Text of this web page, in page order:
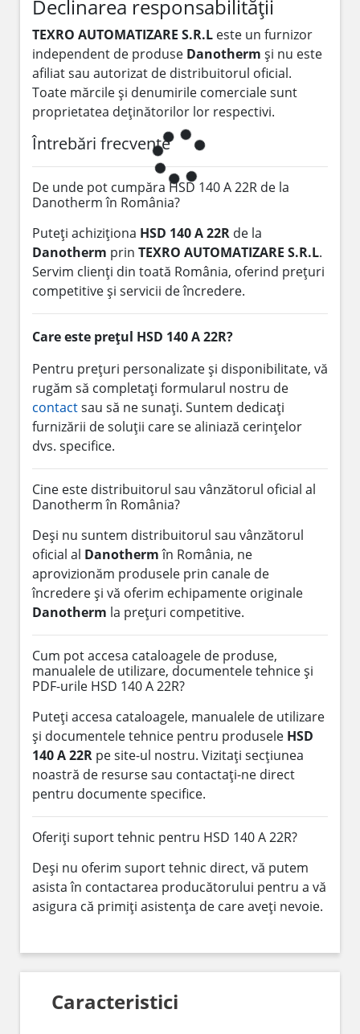
Declinarea responsabilității
TEXRO AUTOMATIZARE S.R.L este un furnizor
independent de produse Danotherm și nu este
afiliat sau autorizat de distribuitorul oficial.
Toate mărcile și denumirile comerciale sunt
proprietatea deținătorilor lor respectivi.
Întrebări frecvente
De unde pot cumpăra HSD 140 A 22R de la
Danotherm în România?
Puteți achiziționa HSD 140 A 22R de la
Danotherm prin TEXRO AUTOMATIZARE S.R.L.
Servim clienți din toată România, oferind prețuri
competitive și servicii de încredere.
Care este prețul HSD 140 A 22R?
Pentru prețuri personalizate și disponibilitate, vă
rugăm să completați formularul nostru de
contactsau să ne sunați. Suntem dedicați
furnizării de soluții care se aliniază cerințelor
dvs. specifice.
Cine este distribuitorul sau vânzătorul oficial al
Danotherm în România?
Deși nu suntem distribuitorul sau vânzătorul
oficial al Danothermîn România, ne
aprovizionăm produsele prin canale de
încredere și vă oferim echipamente originale
Danotherm la prețuri competitive.
Cum pot accesa cataloagele de produse,
manualele de utilizare, documentele tehnice și
PDF-urile HSD 140 A 22R?
Puteți accesa cataloagele, manualele de utilizare
și documentele tehnice pentru produsele HSD
140 A 22R pe site-ul nostru. Vizitați secțiunea
noastră de resurse sau contactați-ne direct
pentru documente specifice.
Oferiți suport tehnic pentru HSD 140 A 22R?
Deși nu oferim suport tehnic direct, vă putem
asista în contactarea producătorului pentru a vă
asigura că primiți asistența de care aveți nevoie.
Caracteristici